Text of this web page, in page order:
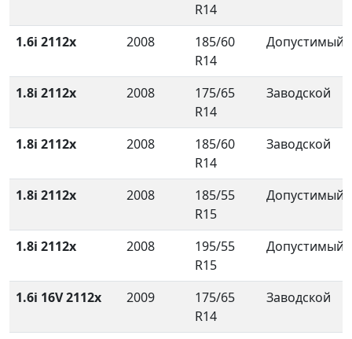
R14
1.6i 2112x 2008
185/60
R14
Допустимый
1.8i 2112x 2008
175/65
R14
Заводской
1.8i 2112x 2008
185/60
R14
Заводской
1.8i 2112x 2008
185/55
R15
Допустимый
1.8i 2112x 2008
195/55
R15
Допустимый
1.6i 16V 2112x 2009
175/65
R14
Заводской